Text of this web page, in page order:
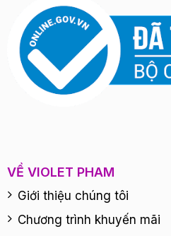
VỀ VIOLET PHAM
Giới thiệu chúng tôi
Chương trình khuyến mãi